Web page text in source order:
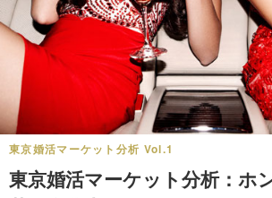
東京婚活マーケット分析 Vol.1
東京婚活マーケット分析：ホ